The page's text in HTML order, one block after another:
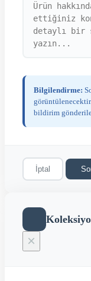
Bilgilendirme:
bildirim
İptal
×